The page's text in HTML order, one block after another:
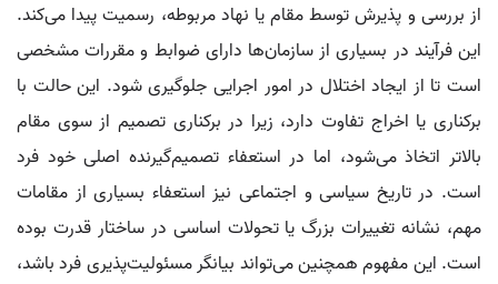
از بررسی و پذیرش توسط مقام یا نهاد مربوطه، رسمیت پیدا می‌کند.
این فرآیند در بسیاری از سازمان‌ها دارای ضوابط و مقررات مشخصی
است تا از ایجاد اختلال در امور اجرایی جلوگیری شود. این حالت با
برکناری یا اخراج تفاوت دارد، زیرا در برکناری تصمیم از سوی مقام
بالاتر اتخاذ می‌شود، اما در استعفاء تصمیم‌گیرنده اصلی خود فرد
است. در تاریخ سیاسی و اجتماعی نیز استعفاء بسیاری از مقامات
مهم، نشانه تغییرات بزرگ یا تحولات اساسی در ساختار قدرت بوده
است. این مفهوم همچنین می‌تواند بیانگر مسئولیت‌پذیری فرد باشد،